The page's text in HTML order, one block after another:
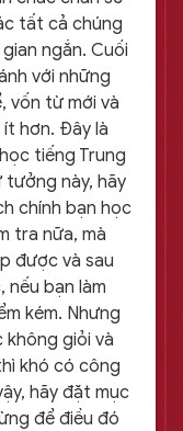
tất cả chúng
ngắn. Cuối
với những
vốn từ mới và
hơn. Đây là
tiếng Trung
tưởng này, hãy
chính bạn học
tra nữa, mà
được và sau
nếu bạn làm
kém. Nhưng
không giỏi và
khó có công
hãy đặt mục
để điều đó